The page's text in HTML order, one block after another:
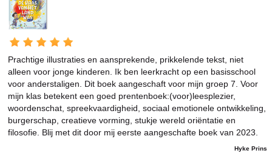
Prachtige illustraties en aansprekende, prikkelende tekst, niet
alleen voor jonge kinderen. Ik ben leerkracht op een basisschool
voor anderstaligen. Dit boek aangeschaft voor mijn groep 7. Voor
mijn klas betekent een goed prentenboek:(voor)leesplezier,
woordenschat, spreekvaardigheid, sociaal emotionele ontwikkeling,
burgerschap, creatieve vorming, stukje wereld oriëntatie en
filosofie. Blij met dit door mij eerste aangeschafte boek van 2023.
Hyke Prins